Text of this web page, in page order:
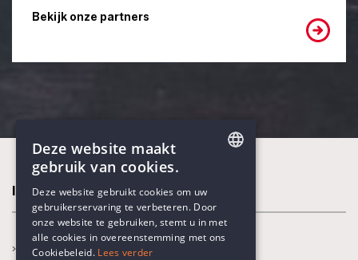
Bekijk onze partners
In de kijker
Nieuws
DUTCH
Deze website maakt
gebruik van cookies.
Deze website gebruikt cookies om uw
gebruikerservaring te verbeteren. Door
onze website te gebruiken, stemt u in met
alle cookies in overeenstemming met ons
Cookiebeleid. Lees verder